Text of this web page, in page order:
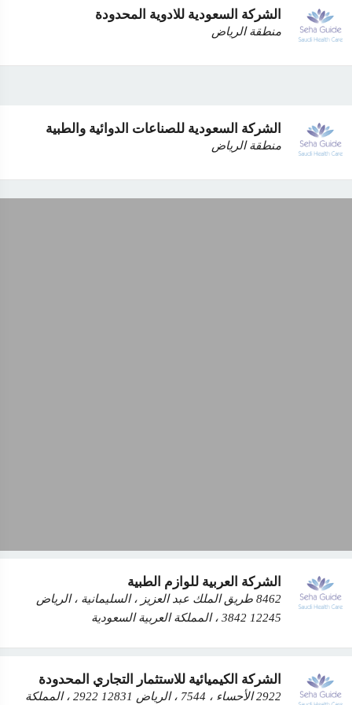
الشركة السعودية للادوية المحدودة
منطقة الرياض
الشركة السعودية للصناعات الدوائية والطبية
منطقة الرياض
الشركة العربية للوازم الطبية
8462 طريق الملك عبد العزيز ، السليمانية ، الرياض
12245 3842 ، المملكة العربية السعودية
الشركة الكيميائية للاستثمار التجاري المحدودة‭
2922 الأحساء ، 7544 ، الرياض 12831 2922 ، المملكة